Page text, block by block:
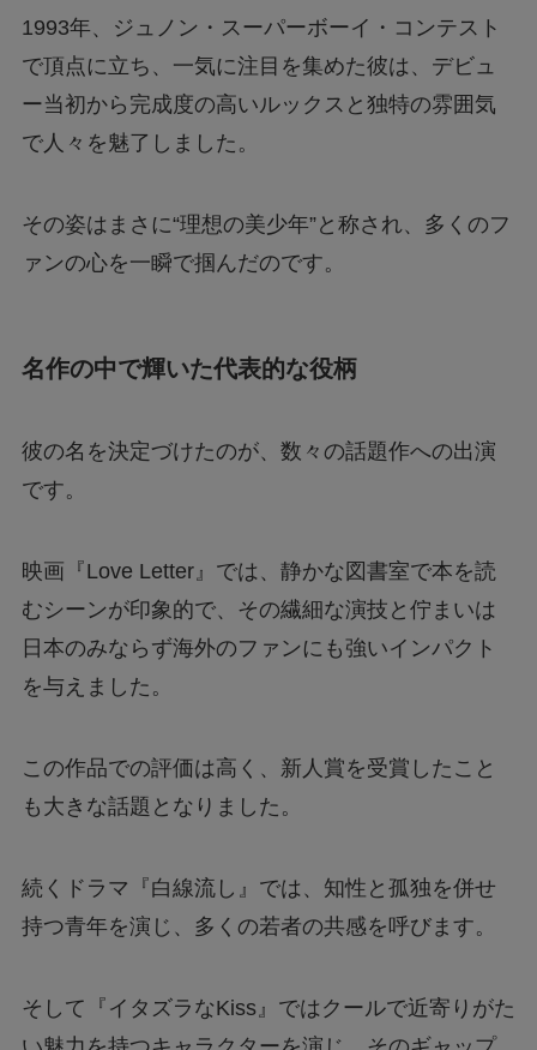
1993年、ジュノン・スーパーボーイ・コンテスト
で頂点に立ち、一気に注目を集めた彼は、デビュ
ー当初から完成度の高いルックスと独特の雰囲気
で人々を魅了しました。
その姿はまさに“理想の美少年”と称され、多くのフ
ァンの心を一瞬で掴んだのです。
名作の中で輝いた代表的な役柄
彼の名を決定づけたのが、数々の話題作への出演
です。
映画『Love Letter』では、静かな図書室で本を読
むシーンが印象的で、その繊細な演技と佇まいは
日本のみならず海外のファンにも強いインパクト
を与えました。
この作品での評価は高く、新人賞を受賞したこと
も大きな話題となりました。
続くドラマ『白線流し』では、知性と孤独を併せ
持つ青年を演じ、多くの若者の共感を呼びます。
そして『イタズラなKiss』ではクールで近寄りがた